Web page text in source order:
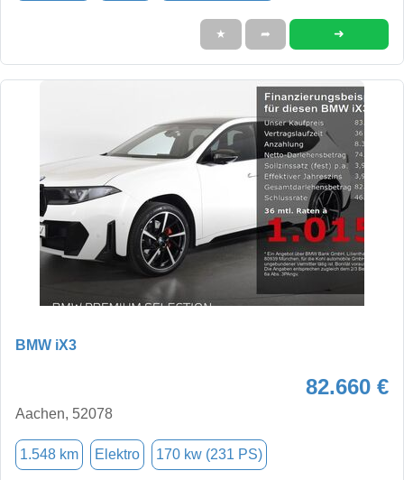
★ ➦ ➜
BMW iX3
82.660 €
Aachen, 52078
1.548 km Elektro 170 kw (231 PS)